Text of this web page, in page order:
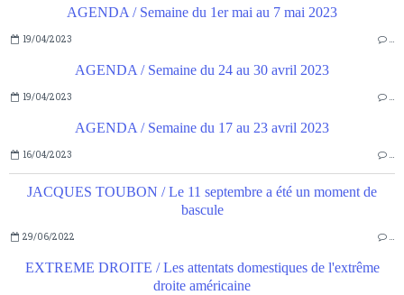
AGENDA / Semaine du 1er mai au 7 mai 2023
19/04/2023 …
AGENDA / Semaine du 24 au 30 avril 2023
19/04/2023 …
AGENDA / Semaine du 17 au 23 avril 2023
16/04/2023 …
JACQUES TOUBON / Le 11 septembre a été un moment de
bascule
29/06/2022 …
EXTREME DROITE / Les attentats domestiques de l'extrême
droite américaine